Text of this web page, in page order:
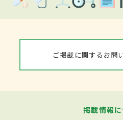
ご掲載に関するお問
掲載情報